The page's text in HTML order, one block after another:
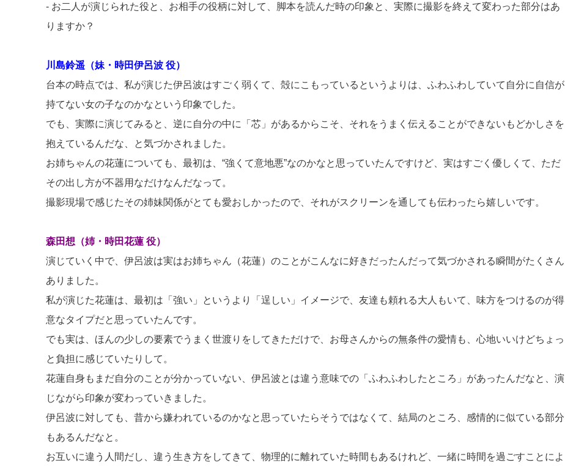
‐ お二人が演じられた役と、お相手の役柄に対して、脚本を読んだ時の印象と、実際に撮影を終えて変わった部分はあ
りますか？
川島鈴遥（妹・時田伊呂波 役）
台本の時点では、私が演じた伊呂波はすごく弱くて、殻にこもっているというよりは、ふわふわしていて自分に自信が
持てない女の子なのかなという印象でした。
でも、実際に演じてみると、逆に自分の中に「芯」があるからこそ、それをうまく伝えることができないもどかしさを
抱えているんだな、と気づかされました。
お姉ちゃんの花蓮についても、最初は、“強くて意地悪”なのかなと思っていたんですけど、実はすごく優しくて、ただ
その出し方が不器用なだけなんだなって。
撮影現場で感じたその姉妹関係がとても愛おしかったので、それがスクリーンを通しても伝わったら嬉しいです。
森田想（姉・時田花蓮 役）
演じていく中で、伊呂波は実はお姉ちゃん（花蓮）のことがこんなに好きだったんだって気づかされる瞬間がたくさん
ありました。
私が演じた花蓮は、最初は「強い」というより「逞しい」イメージで、友達も頼れる大人もいて、味方をつけるのが得
意なタイプだと思っていたんです。
でも実は、ほんの少しの要素でうまく世渡りをしてきただけで、お母さんからの無条件の愛情も、心地いいけどちょっ
と負担に感じていたりして。
花蓮自身もまだ自分のことが分かっていない、伊呂波とは違う意味での「ふわふわしたところ」があったんだなと、演
じながら印象が変わっていきました。
伊呂波に対しても、昔から嫌われているのかなと思っていたらそうではなくて、結局のところ、感情的に似ている部分
もあるんだなと。
お互いに違う人間だし、違う生き方をしてきて、物理的に離れていた時間もあるけれど、一緒に時間を過ごすことによ